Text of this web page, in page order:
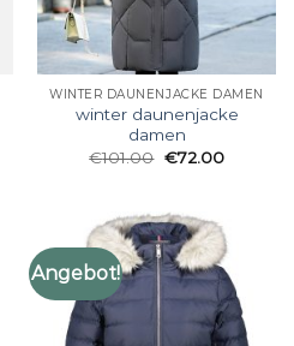
WINTER DAUNENJACKE DAMEN
winter daunenjacke
damen
€101.00 €72.00
Angebot!